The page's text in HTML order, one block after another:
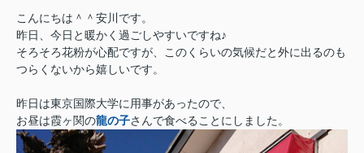
こんにちは＾＾安川です。
昨日、今日と暖かく過ごしやすいですね♪
そろそろ花粉が心配ですが、このくらいの気候だと外に出るのも
つらくないから嬉しいです。
昨日は東京国際大学に用事があったので、
お昼は霞ヶ関の龍の子さんで食べることにしました。